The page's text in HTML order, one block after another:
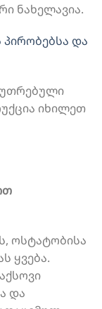
ნახელავია.
პირობებსა და
იხილეთ
ოსტატობისა
ყვება.
და